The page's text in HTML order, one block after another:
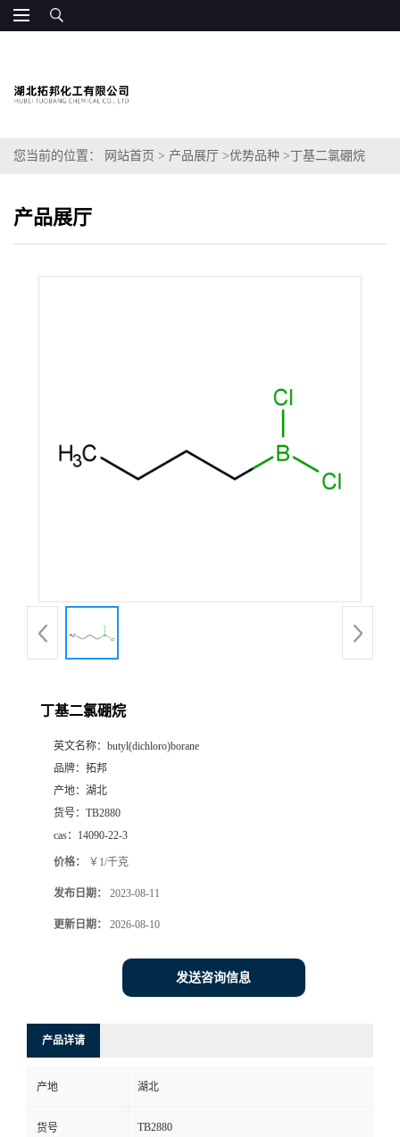
您当前的位置： 网站首页 > 产品展厅 >优势品种 >丁基二氯硼烷
产品展厅
丁基二氯硼烷
英文名称： butyl(dichloro)borane
品牌： 拓邦
产地： 湖北
货号： TB2880
cas： 14090-22-3
价格： ￥1/千克
发布日期： 2023-08-11
更新日期： 2026-08-10
发送咨询信息
产品详请
产地 湖北
货号 TB2880